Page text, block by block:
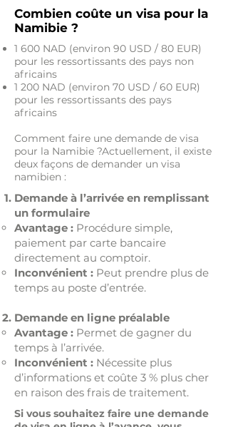
Combien coûte un visa pour la
Namibie ?
1 600 NAD (environ 90 USD / 80 EUR)
pour les ressortissants des pays non
africains
1 200 NAD (environ 70 USD / 60 EUR)
pour les ressortissants des pays
africains
Comment faire une demande de visa
pour la Namibie ?Actuellement, il existe
deux façons de demander un visa
namibien :
Demande à l’arrivée en remplissant
un formulaire
Avantage : Procédure simple,
paiement par carte bancaire
directement au comptoir.
Inconvénient : Peut prendre plus de
temps au poste d’entrée.
Demande en ligne préalable
Avantage : Permet de gagner du
temps à l’arrivée.
Inconvénient : Nécessite plus
d’informations et coûte 3 % plus cher
en raison des frais de traitement.
Si vous souhaitez faire une demande